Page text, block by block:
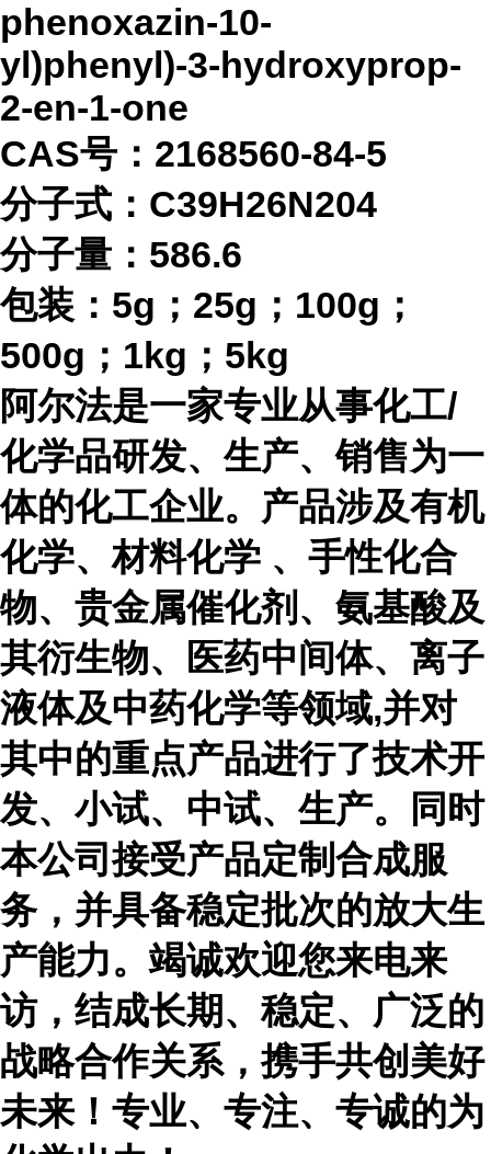
phenoxazin-10-
yl)phenyl)-3-hydroxyprop-
2-en-1-one
CAS号：2168560-84-5
分子式： C39H26N204
分子量： 586.6
包装： 5g；25g；100g；
500g；1kg；5kg
阿尔法是一家专业从事化工/
化学品研发、生产、销售为一
体的化工企业。产品涉及有机
化学、材料化学 、手性化合
物、贵金属催化剂、氨基酸及
其衍生物、医药中间体、离子
液体及中药化学等领域,并对
其中的重点产品进行了技术开
发、小试、中试、生产。同时
本公司接受产品定制合成服
务，并具备稳定批次的放大生
产能力。竭诚欢迎您来电来
访，结成长期、稳定、广泛的
战略合作关系，携手共创美好
未来！专业、专注、专诚的为